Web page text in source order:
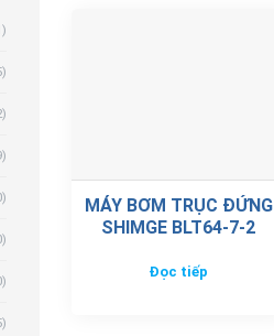
MÁY BƠM TRỤC ĐỨNG
SHIMGE BLT64-7-2
Đọc tiếp